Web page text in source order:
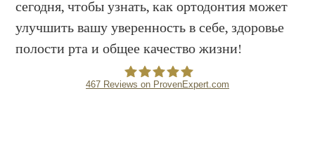
сегодня, чтобы узнать, как ортодонтия может
улучшить вашу уверенность в себе, здоровье
полости рта и общее качество жизни!
467 Reviews on ProvenExpert.com